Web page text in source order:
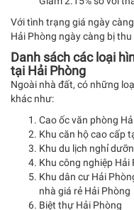
Với tình trạng giá ngày
Hải Phòng ngày càng bị thu
Danh sách các loại
tại Hải Phòng
Ngoài nhà đất, có những
khác như:
Cao ốc văn phòng
Khu căn hộ cao cấp
Khu du lịch nghỉ
Khu công nghiệp Hải
Khu dân cư Hải
nhà giá rẻ Hải Phòng
Biệt thự Hải Phòng